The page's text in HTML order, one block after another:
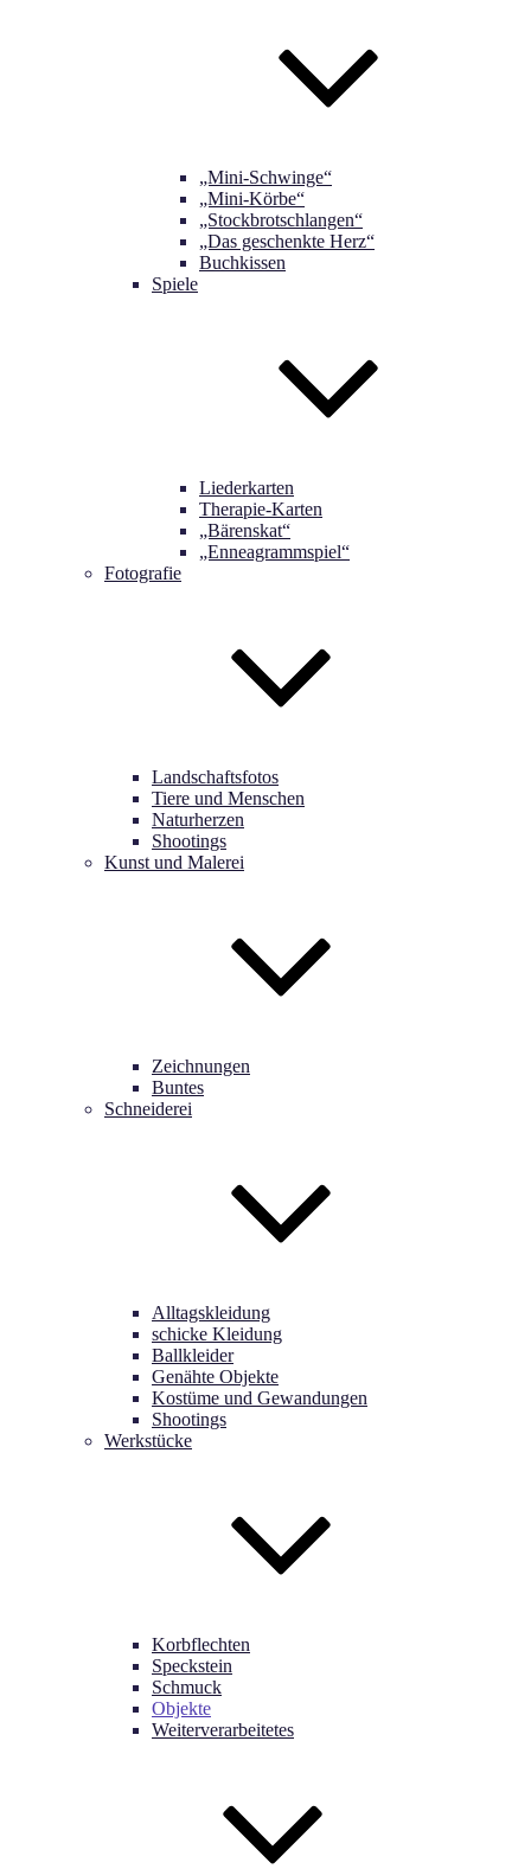
„Mini-Schwinge“
„Mini-Körbe“
„Stockbrotschlangen“
„Das geschenkte Herz“
Buchkissen
Spiele
Liederkarten
Therapie-Karten
„Bärenskat“
„Enneagrammspiel“
Fotografie
Landschaftsfotos
Tiere und Menschen
Naturherzen
Shootings
Kunst und Malerei
Zeichnungen
Buntes
Schneiderei
Alltagskleidung
schicke Kleidung
Ballkleider
Genähte Objekte
Kostüme und Gewandungen
Shootings
Werkstücke
Korbflechten
Speckstein
Schmuck
Objekte
Weiterverarbeitetes